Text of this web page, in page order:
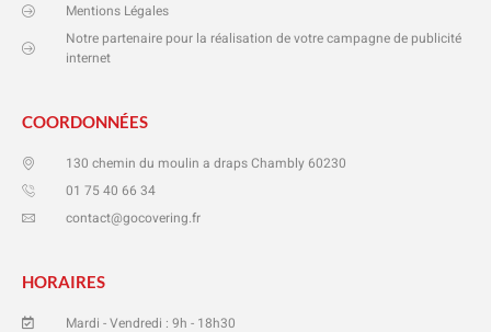
Mentions Légales
Notre partenaire pour la réalisation de votre campagne de publicité
internet
COORDONNÉES
130 chemin du moulin a draps Chambly 60230
01 75 40 66 34
contact@gocovering.fr
HORAIRES
Mardi - Vendredi : 9h - 18h30